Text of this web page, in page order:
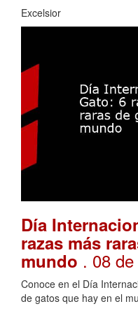
Excelsior
Día
razas más
mundo . 08
Conoce en el Día
de gatos que hay en el